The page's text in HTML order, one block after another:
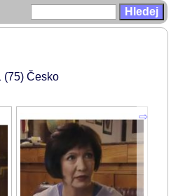
(75) Česko